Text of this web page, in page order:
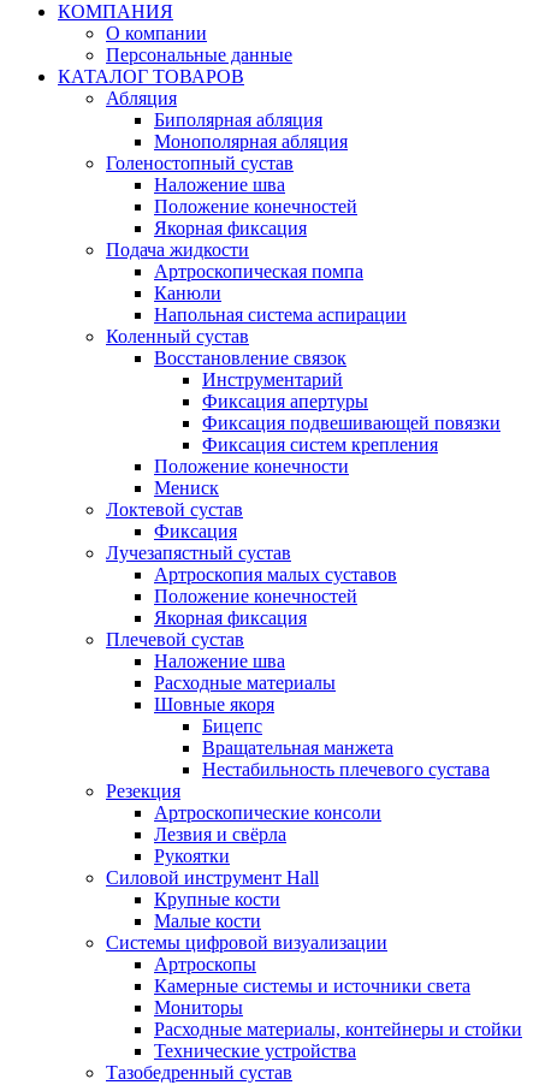
КОМПАНИЯ
О компании
Персональные данные
КАТАЛОГ ТОВАРОВ
Абляция
Биполярная абляция
Монополярная абляция
Голеностопный сустав
Наложение шва
Положение конечностей
Якорная фиксация
Подача жидкости
Артроскопическая помпа
Канюли
Напольная система аспирации
Коленный сустав
Восстановление связок
Инструментарий
Фиксация апертуры
Фиксация подвешивающей повязки
Фиксация систем крепления
Положение конечности
Мениск
Локтевой сустав
Фиксация
Лучезапястный сустав
Артроскопия малых суставов
Положение конечностей
Якорная фиксация
Плечевой сустав
Наложение шва
Расходные материалы
Шовные якоря
Бицепс
Вращательная манжета
Нестабильность плечевого сустава
Резекция
Артроскопические консоли
Лезвия и свёрла
Рукоятки
Силовой инструмент Hall
Крупные кости
Малые кости
Системы цифровой визуализации
Артроскопы
Камерные системы и источники света
Мониторы
Расходные материалы, контейнеры и стойки
Технические устройства
Тазобедренный сустав